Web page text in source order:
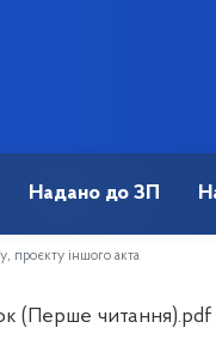
Надано до ЗП
проєкту іншого акта
(Перше читання).pdf